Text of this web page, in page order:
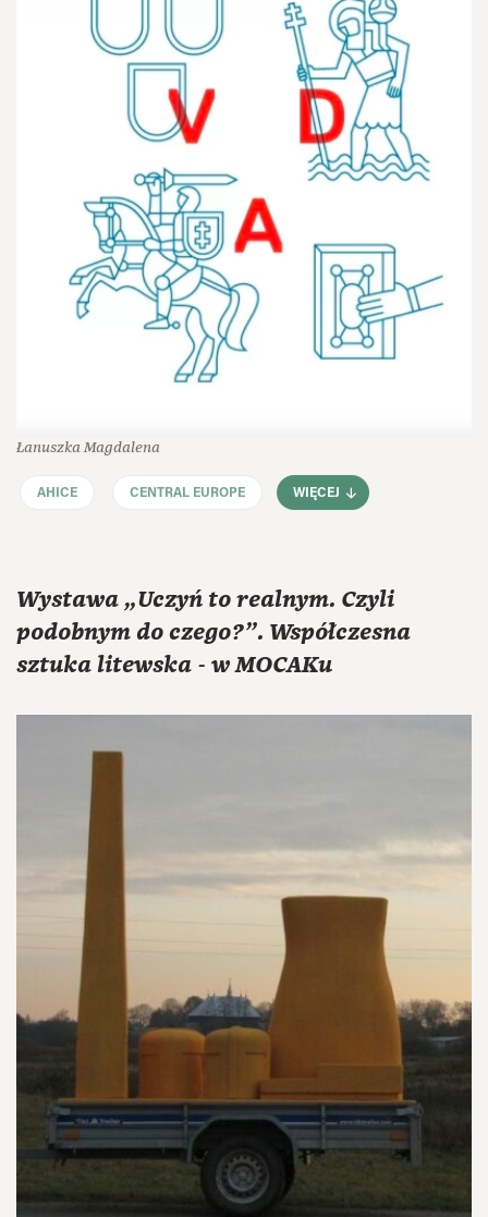
Łanuszka Magdalena
AHICE CENTRAL EUROPE WIĘCEJ
Wystawa „Uczyń to realnym. Czyli
podobnym do czego?”. Współczesna
sztuka litewska - w MOCAKu